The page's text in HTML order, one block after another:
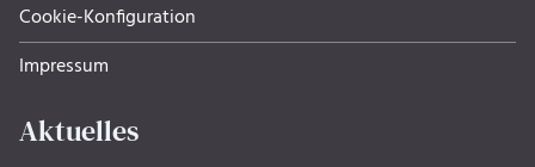
Cookie-Konfiguration
Impressum
Aktuelles